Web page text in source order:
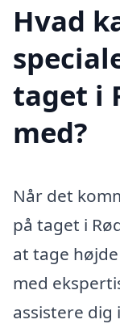
Hvad
taget i
med?
Når det
på taget i
at tage
med
assistere dig